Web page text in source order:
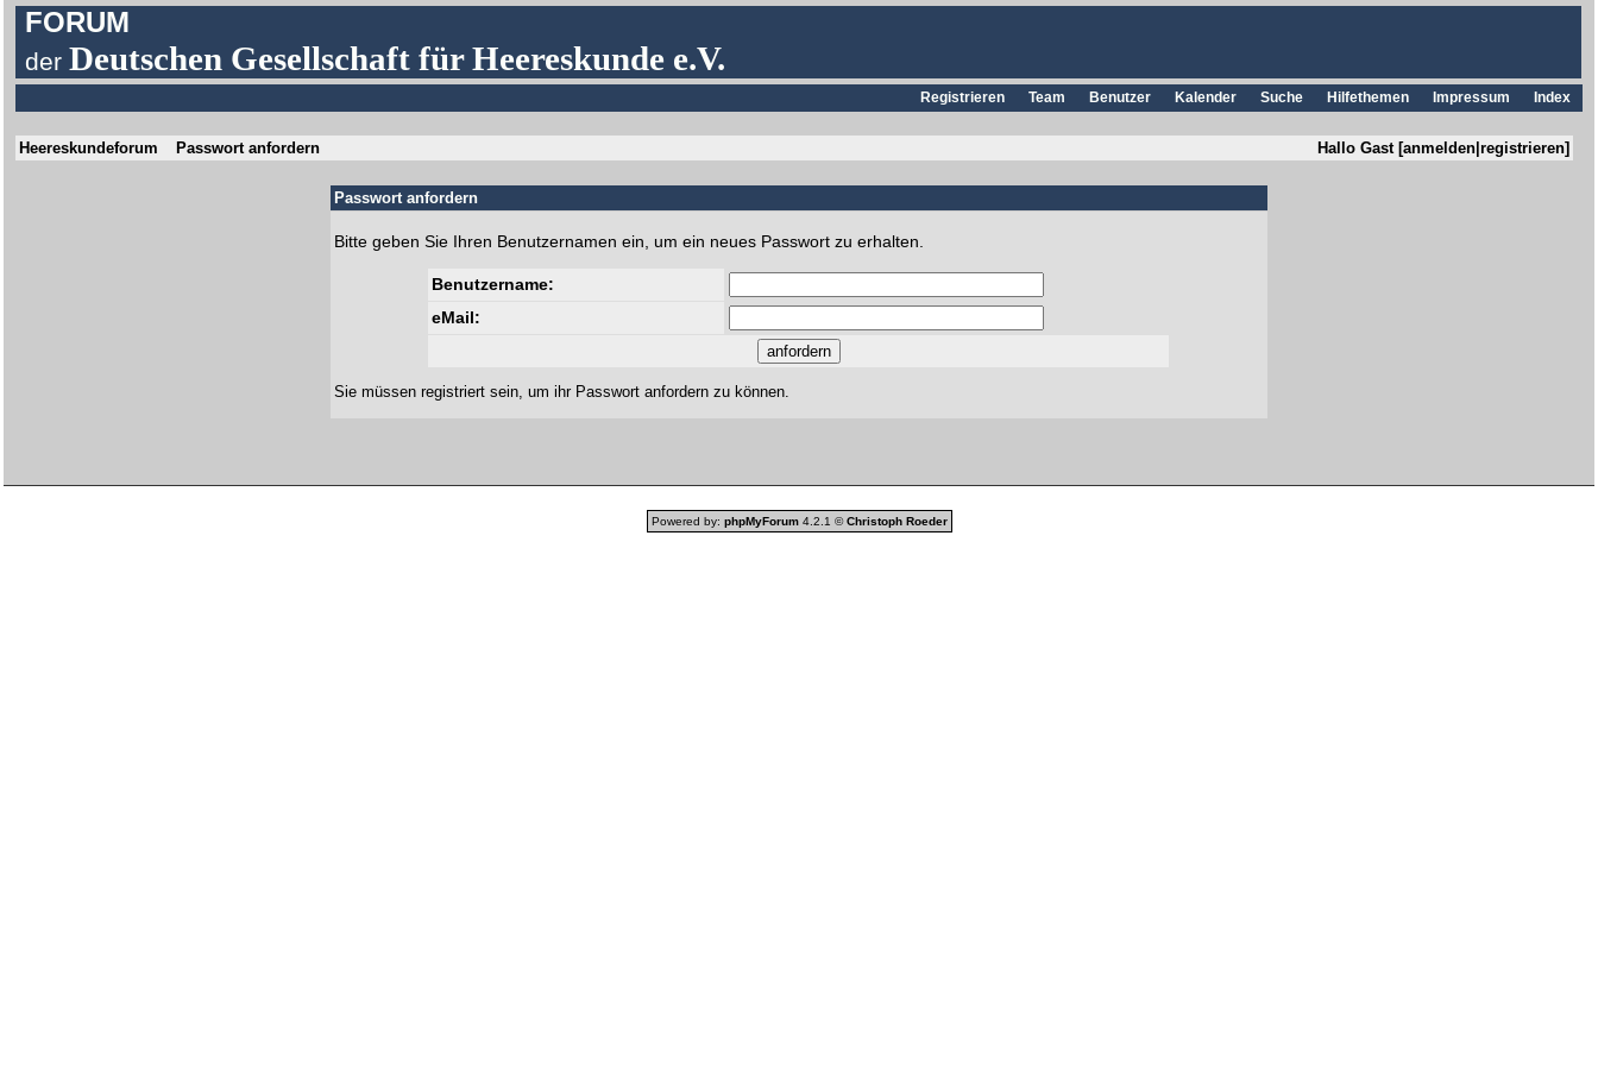
FORUM
derDeutschen Gesellschaft für Heereskunde e.V.
Index
Impressum
Hilfethemen
Suche
Kalender
Benutzer
Team
Registrieren
Hallo Gast [anmelden |registrieren]
Heereskundeforum Passwort anfordern
Passwort anfordern
Bitte geben Sie Ihren Benutzernamen ein, um ein neues Passwort zu erhalten.
Benutzername:
eMail:
Sie müssen registriertsein, um ihr Passwort anfordern zu können.
Powered by: phpMyForum4.2.1 ©Christoph Roeder